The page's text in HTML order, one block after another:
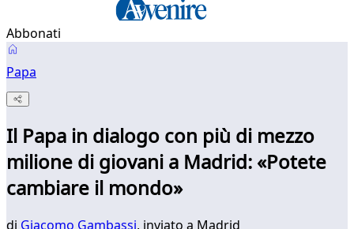
Abbonati
Papa
Il Papa in dialogo con più di mezzo
milione di giovani a Madrid: «Potete
cambiare il mondo»
di Giacomo Gambassi, inviato a Madrid